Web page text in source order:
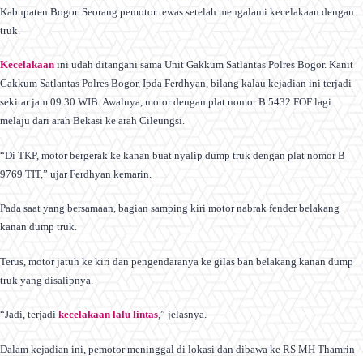
Kabupaten Bogor. Seorang pemotor tewas setelah mengalami kecelakaan dengan
truk.
Kecelakaan ini udah ditangani sama Unit Gakkum Satlantas Polres Bogor. Kanit
Gakkum Satlantas Polres Bogor, Ipda Ferdhyan, bilang kalau kejadian ini terjadi
sekitar jam 09.30 WIB. Awalnya, motor dengan plat nomor B 5432 FOF lagi
melaju dari arah Bekasi ke arah Cileungsi.
“Di TKP, motor bergerak ke kanan buat nyalip dump truk dengan plat nomor B
9769 TIT,” ujar Ferdhyan kemarin.
Pada saat yang bersamaan, bagian samping kiri motor nabrak fender belakang
kanan dump truk.
Terus, motor jatuh ke kiri dan pengendaranya ke gilas ban belakang kanan dump
truk yang disalipnya.
“Jadi, terjadi kecelakaan lalu lintas,” jelasnya.
Dalam kejadian ini, pemotor meninggal di lokasi dan dibawa ke RS MH Thamrin